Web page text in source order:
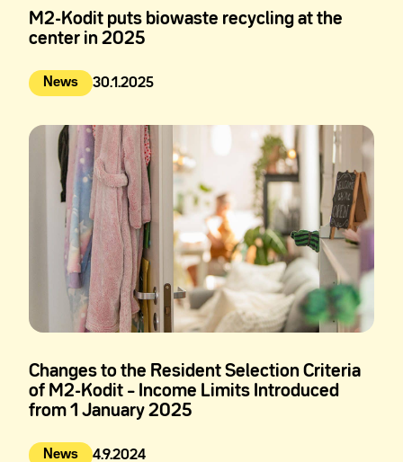
M2-Kodit puts biowaste recycling at the
center in 2025
News
Julkaistu: 30.1.2025
Changes to the Resident Selection Criteria
of M2-Kodit – Income Limits Introduced
from 1 January 2025
News 4.9.2024